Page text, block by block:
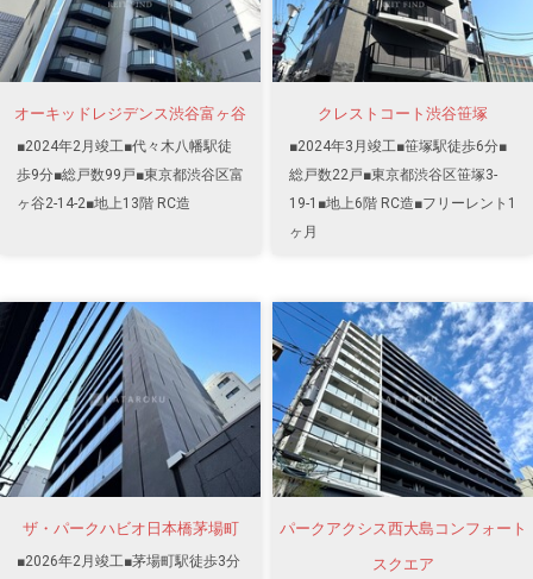
オーキッドレジデンス渋谷富ヶ谷
■2024年2月竣工■代々木八幡駅徒
歩9分■総戸数99戸■東京都渋谷区富
ヶ谷2-14-2■地上13階 RC造
クレストコート渋谷笹塚
■2024年3月竣工■笹塚駅徒歩6分■
総戸数22戸■東京都渋谷区笹塚3-
19-1■地上6階 RC造■フリーレント1
ヶ月
ザ・パークハビオ日本橋茅場町
■2026年2月竣工■茅場町駅徒歩3分
パークアクシス西大島コンフォート
スクエア